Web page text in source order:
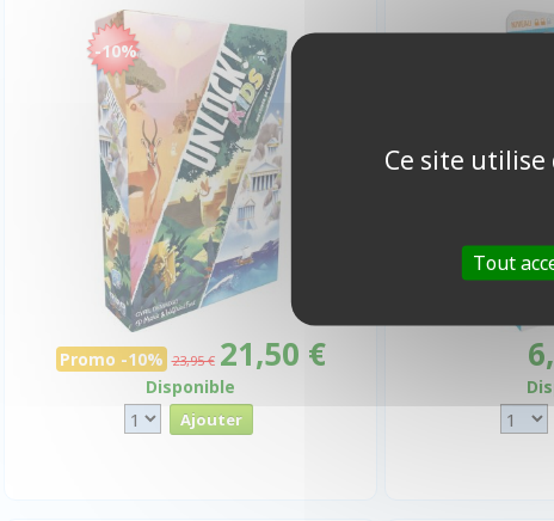
-10%
Promo -10% 23,95 € 21,50 €
Disponible
Ce site utilise
Tout